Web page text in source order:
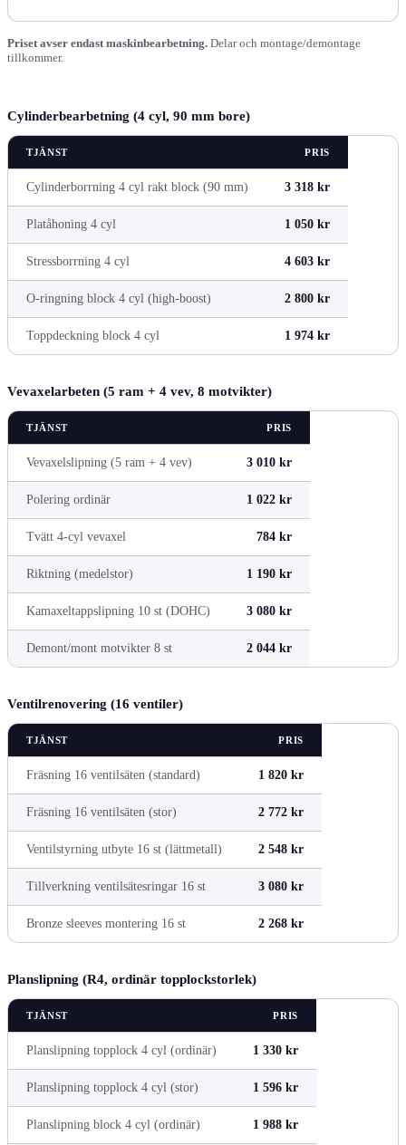
Priset avser endast maskinbearbetning. Delar och montage/demontage
tillkommer.
Cylinderbearbetning (4 cyl, 90 mm bore)
TJÄNST PRIS
Cylinderborrning 4 cyl rakt block (90 mm) 3 318 kr
Platåhoning 4 cyl 1 050 kr
Stressborrning 4 cyl 4 603 kr
O-ringning block 4 cyl (high-boost) 2 800 kr
Toppdeckning block 4 cyl 1 974 kr
Vevaxelarbeten (5 ram + 4 vev, 8 motvikter)
TJÄNST PRIS
Vevaxelslipning (5 ram + 4 vev) 3 010 kr
Polering ordinär 1 022 kr
Tvätt 4-cyl vevaxel 784 kr
Riktning (medelstor) 1 190 kr
Kamaxeltappslipning 10 st (DOHC) 3 080 kr
Demont/mont motvikter 8 st 2 044 kr
Ventilrenovering (16 ventiler)
TJÄNST PRIS
Fräsning 16 ventilsäten (standard) 1 820 kr
Fräsning 16 ventilsäten (stor) 2 772 kr
Ventilstyrning utbyte 16 st (lättmetall) 2 548 kr
Tillverkning ventilsätesringar 16 st 3 080 kr
Bronze sleeves montering 16 st 2 268 kr
Planslipning (R4, ordinär topplockstorlek)
TJÄNST PRIS
Planslipning topplock 4 cyl (ordinär) 1 330 kr
Planslipning topplock 4 cyl (stor) 1 596 kr
Planslipning block 4 cyl (ordinär) 1 988 kr